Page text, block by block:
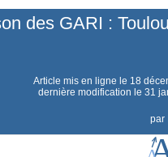
des GARI :
Article mis en ligne le 18
dernière modification le 31
par